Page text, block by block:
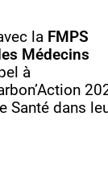
la FMPS
Médecins
à
Santé dans